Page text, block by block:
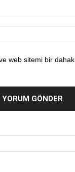
web sitemi bir